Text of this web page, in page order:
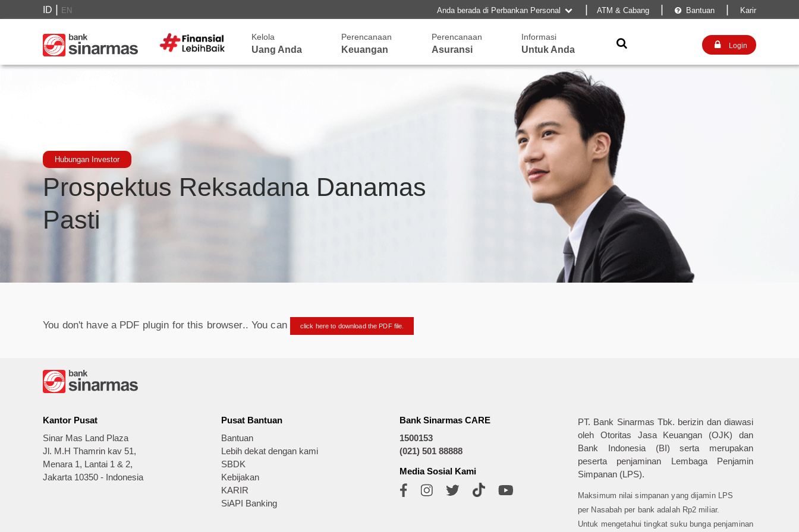
ID EN Anda berada di Perbankan Personal  |ATM & Cabang  Bantuan Karir
Kelola
Uang Anda
Perencanaan
Keuangan
Perencanaan
Asuransi
Informasi
Untuk Anda
  Login
Hubungan Investor
Prospektus Reksadana Danamas
Pasti
You don't have a PDF plugin for this browser.. You can click here to download the PDF file.
Kantor Pusat
Sinar Mas Land Plaza
Jl. M.H Thamrin kav 51,
Menara 1, Lantai 1 & 2,
Jakarta 10350 - Indonesia
Pusat Bantuan
Bantuan
Lebih dekat dengan kami
SBDK
Kebijakan
KARIR
SiAPI Banking
Bank Sinarmas CARE
1500153
(021) 501 88888
Media Sosial Kami
PT. Bank Sinarmas Tbk. berizin dan diawasi
oleh Otoritas Jasa Keuangan (OJK) dan
Bank Indonesia (BI) serta merupakan
peserta penjaminan Lembaga Penjamin
Simpanan (LPS).
Maksimum nilai simpanan yang dijamin LPS
per Nasabah per bank adalah Rp2 miliar.
Untuk mengetahui tingkat suku bunga penjaminan